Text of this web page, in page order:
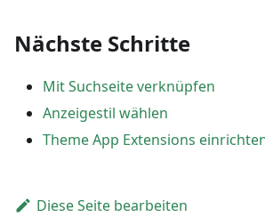
Nächste Schritte
Mit Suchseite verknüpfen
Anzeigestil wählen
Theme App Extensions
Diese Seite bearbeiten